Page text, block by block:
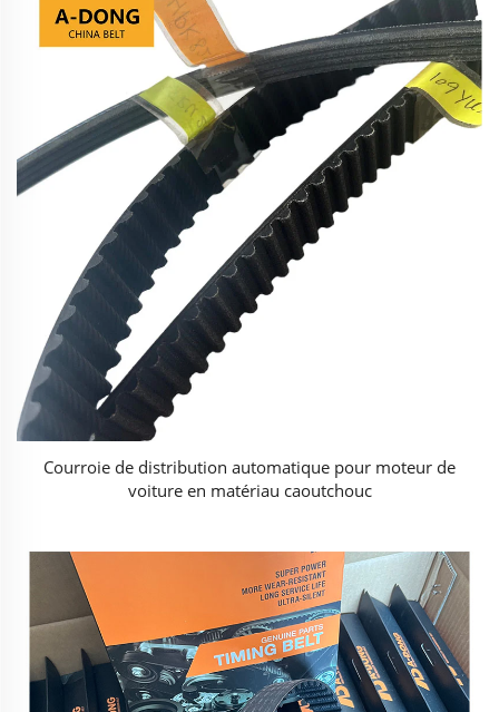
Courroie de distribution automatique pour moteur de
voiture en matériau caoutchouc